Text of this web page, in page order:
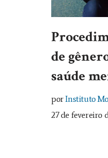
de
saúde
porInstituto
27 de fevereiro